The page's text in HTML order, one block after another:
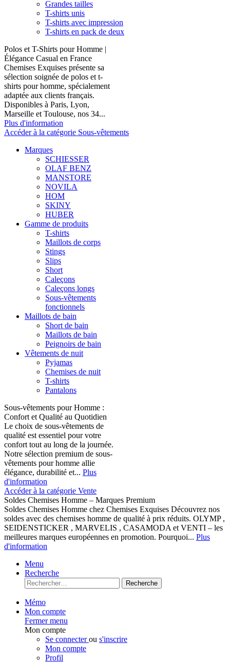
Grandes tailles
T-shirts unis
T-shirts avec impression
T-shirts en pack de deux
Polos et T-Shirts pour Homme |
Élégance Casual en France
Chemises Exquises présente sa
sélection soignée de polos et t-
shirts pour homme, spécialement
adaptée aux clients français.
Disponibles à Paris, Lyon,
Marseille et Toulouse, nos 34...
Plus d'information
Accéder à la catégorie Sous-vêtements
Marques
SCHIESSER
OLAF BENZ
MANSTORE
NOVILA
HOM
SKINY
HUBER
Gamme de produits
T-shirts
Maillots de corps
Stings
Slips
Short
Caleçons
Caleçons longs
Sous-vêtements
fonctionnels
Maillots de bain
Short de bain
Maillots de bain
Peignoirs de bain
Vêtements de nuit
Pyjamas
Chemises de nuit
T-shirts
Pantalons
Sous-vêtements pour Homme :
Confort et Qualité au Quotidien
Le choix de sous-vêtements de
qualité est essentiel pour votre
confort tout au long de la journée.
Notre sélection premium de sous-
vêtements pour homme allie
élégance, durabilité et... Plus
d'information
Accéder à la catégorie Vente
Soldes Chemises Homme – Marques Premium
Soldes Chemises Homme chez Chemises Exquises Découvrez nos
soldes avec des chemises homme de qualité à prix réduits. OLYMP ,
SEIDENSTICKER , MARVELIS , CASAMODA et VENTI – les
meilleures marques européennes en promotion. Pourquoi... Plus
d'information
Menu
Recherche
Recherche
Mémo
Mon compte
Fermer menu
Mon compte
Se connecterou s'inscrire
Mon compte
Profil